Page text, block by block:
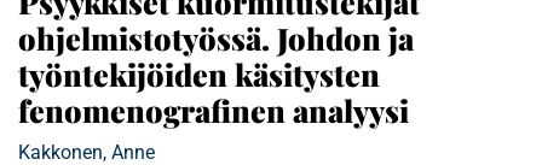
ohjelmistotyössä. Johdon ja
työntekijöiden käsitysten
fenomenografinen analyysi
Kakkonen, Anne